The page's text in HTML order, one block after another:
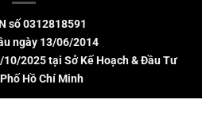
số 0312818591
ngày 13/06/2014
2025 tại Sở Kế Hoạch & Đầu Tư
Hồ Chí Minh